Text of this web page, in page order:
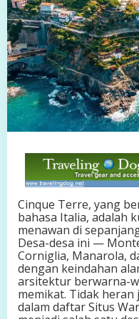
a
l
i
a
:
L
i
m
a
D
s
a
I
n
d
a
h
d
i
T
e
b
i
Cinque Terre, yang
bahasa Italia, adalah
menawan di
Desa-desa ini —
Corniglia, Manarola,
dengan keindahan
arsitektur berwarna-
memikat. Tidak
dalam daftar Situs